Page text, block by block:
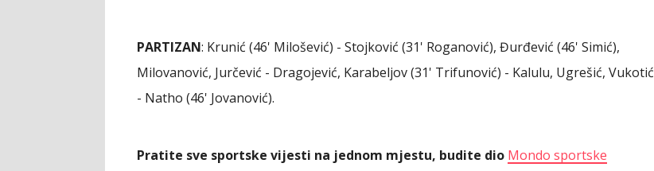
PARTIZAN: Krunić (46' Milošević) - Stojković (31' Roganović), Đurđević (46' Simić),
Milovanović, Jurčević - Dragojević, Karabeljov (31' Trifunović) - Kalulu, Ugrešić, Vukotić
- Natho (46' Jovanović).
Pratite sve sportske vijesti na jednom mjestu, budite dio Mondo sportske